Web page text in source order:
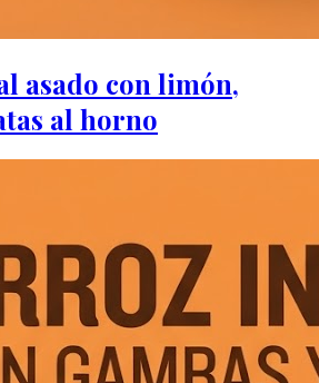
asado con limón,
al horno